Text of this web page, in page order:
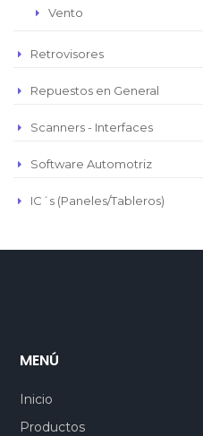
Vento
Retrovisores
Repuestos en General
Scanners - Interfaces
Software Automotriz
IC´s (Paneles/Tableros)
MENÚ
Inicio
Productos